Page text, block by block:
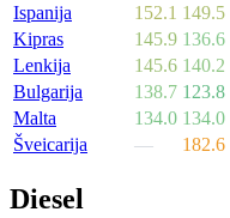
Ispanija
152.1 149.5
Kipras
145.9 136.6
Lenkija
145.6 140.2
Bulgarija
138.7 123.8
Malta
134.0 134.0
Šveicarija
— 182.6
Diesel